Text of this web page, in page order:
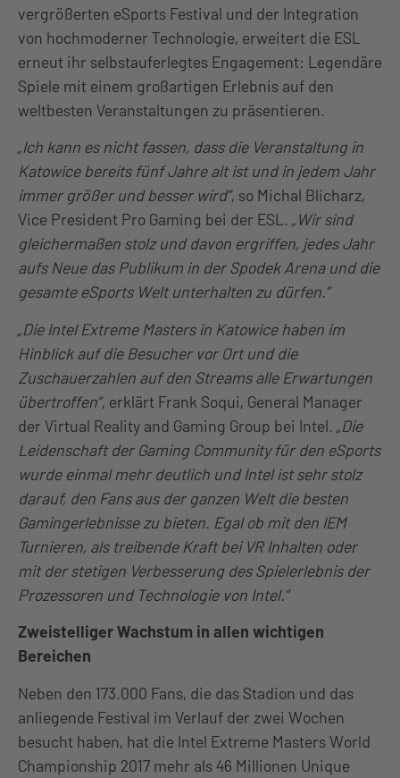
vergrößerten eSports Festival und der Integration
von hochmoderner Technologie, erweitert die ESL
erneut ihr selbstauferlegtes Engagement: Legendäre
Spiele mit einem großartigen Erlebnis auf den
weltbesten Veranstaltungen zu präsentieren.
„Ich kann es nicht fassen, dass die Veranstaltung in
Katowice bereits fünf Jahre alt ist und in jedem Jahr
immer größer und besser wird”, so Michal Blicharz,
Vice President Pro Gaming bei der ESL. „Wir sind
gleichermaßen stolz und davon ergriffen, jedes Jahr
aufs Neue das Publikum in der Spodek Arena und die
gesamte eSports Welt unterhalten zu dürfen.”
„Die Intel Extreme Masters in Katowice haben im
Hinblick auf die Besucher vor Ort und die
Zuschauerzahlen auf den Streams alle Erwartungen
übertroffen”, erklärt Frank Soqui, General Manager
der Virtual Reality and Gaming Group bei Intel. „Die
Leidenschaft der Gaming Community für den eSports
wurde einmal mehr deutlich und Intel ist sehr stolz
darauf, den Fans aus der ganzen Welt die besten
Gamingerlebnisse zu bieten. Egal ob mit den IEM
Turnieren, als treibende Kraft bei VR Inhalten oder
mit der stetigen Verbesserung des Spielerlebnis der
Prozessoren und Technologie von Intel.”
Zweistelliger Wachstum in allen wichtigen
Bereichen
Neben den 173.000 Fans, die das Stadion und das
anliegende Festival im Verlauf der zwei Wochen
besucht haben, hat die Intel Extreme Masters World
Championship 2017 mehr als 46 Millionen Unique